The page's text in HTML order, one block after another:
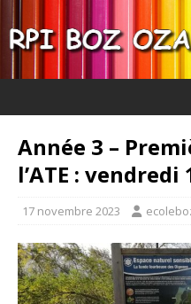
Année 3 –
l’ATE :
17 novembre 2023